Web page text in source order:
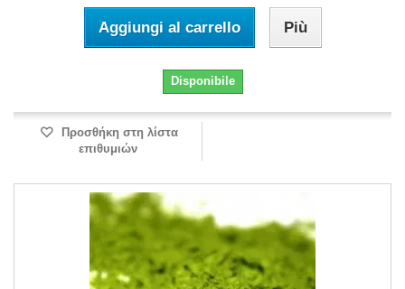
Aggiungi al carrello Più
Disponibile
Προσθήκη στη λίστα
επιθυμιών